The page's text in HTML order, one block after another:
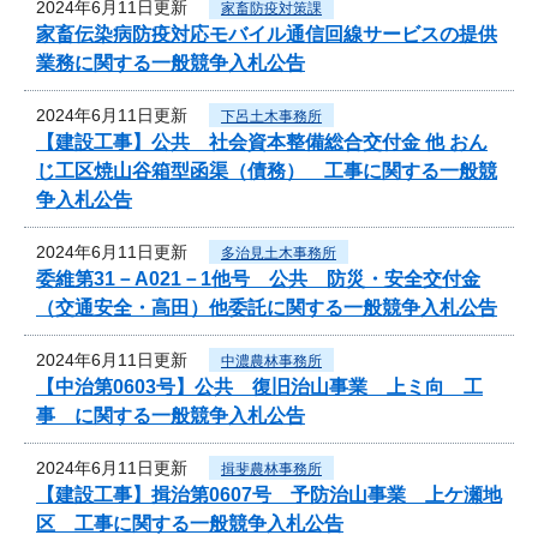
2024年6月11日更新 家畜防疫対策課
家畜伝染病防疫対応モバイル通信回線サービスの提供
業務に関する一般競争入札公告
2024年6月11日更新 下呂土木事務所
【建設工事】公共 社会資本整備総合交付金 他 おん
じ工区焼山谷箱型函渠（債務） 工事に関する一般競
争入札公告
2024年6月11日更新 多治見土木事務所
委維第31－A021－1他号 公共 防災・安全交付金
（交通安全・高田）他委託に関する一般競争入札公告
2024年6月11日更新 中濃農林事務所
【中治第0603号】公共 復旧治山事業 上ミ向 工
事 に関する一般競争入札公告
2024年6月11日更新 揖斐農林事務所
【建設工事】揖治第0607号 予防治山事業 上ケ瀬地
区 工事に関する一般競争入札公告